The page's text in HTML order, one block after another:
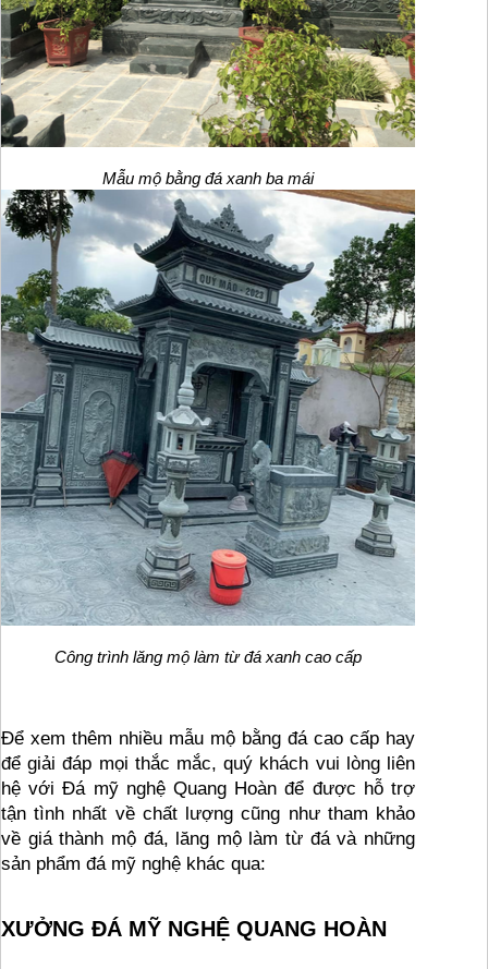
Mẫu mộ bằng đá xanh ba mái
Công trình lăng mộ làm từ đá xanh cao cấp
Để xem thêm nhiều mẫu mộ bằng đá cao cấp hay
để giải đáp mọi thắc mắc, quý khách vui lòng liên
hệ với Đá mỹ nghệ Quang Hoàn để được hỗ trợ
tận tình nhất về chất lượng cũng như tham khảo
về giá thành mộ đá, lăng mộ làm từ đá và những
sản phẩm đá mỹ nghệ khác qua:
XƯỞNG ĐÁ MỸ NGHỆ QUANG HOÀN